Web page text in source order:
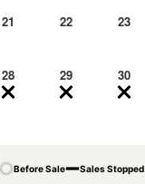
21 22 23
28 29 30
Before Sale Sales Stopped